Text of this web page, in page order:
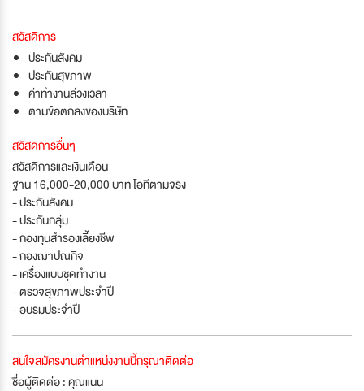
สวัสดิการ
ประกันสังคม
ประกันสุขภาพ
ค่าทำงานล่วงเวลา
ตามข้อตกลงของบริษัท
สวัสดิการอื่นๆ
สวัสดิการและเงินเดือน
ฐาน 16,000-20,000 บาท โอทีตามจริง
- ประกันสังคม
- ประกันกลุ่ม
- กองทุนสำรองเลี้ยงชีพ
- กองฌาปณกิจ
- เครื่องแบบชุดทำงาน
- ตรวจสุขภาพประจำปี
- อบรมประจำปี
สนใจสมัครงานตำแหน่งงานนี้กรุณาติดต่อ
ชื่อผู้ติดต่อ : คุณแนน